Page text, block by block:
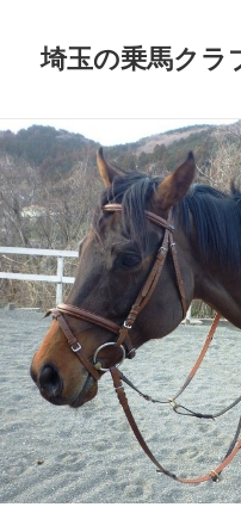
埼玉の乗馬クラ